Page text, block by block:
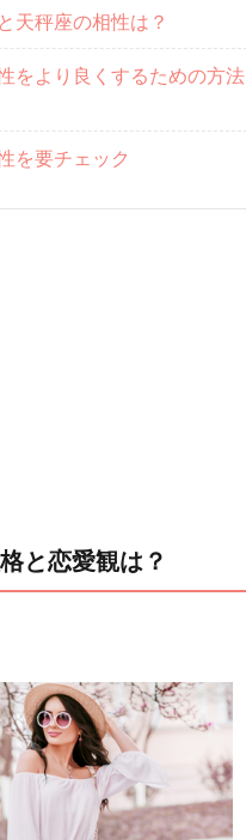
天秤座の相性は？
をより良くするための方法
を要チェック
と恋愛観は？